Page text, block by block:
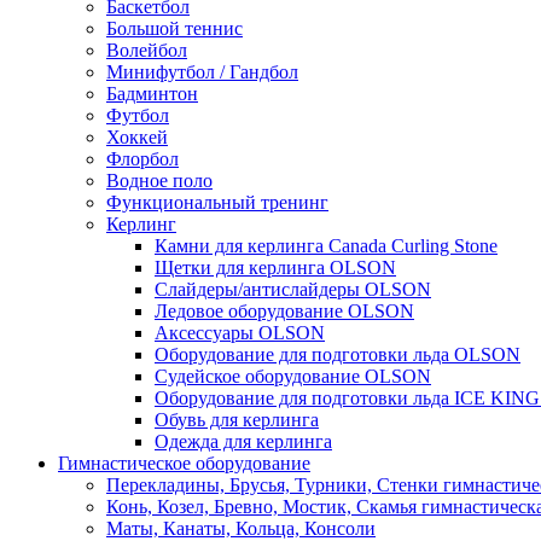
Баскетбол
Большой теннис
Волейбол
Минифутбол / Гандбол
Бадминтон
Футбол
Хоккей
Флорбол
Водное поло
Функциональный тренинг
Керлинг
Камни для керлинга Canada Curling Stone
Щетки для керлинга OLSON
Слайдеры/антислайдеры OLSON
Ледовое оборудование OLSON
Аксессуары OLSON
Оборудование для подготовки льда OLSON
Судейское оборудование OLSON
Оборудование для подготовки льда ICE
Обувь для керлинга
Одежда для керлинга
Гимнастическое оборудование
Перекладины, Брусья, Турники, Стенки
Конь, Козел, Бревно, Мостик, Скамья
Маты, Канаты, Кольца, Консоли